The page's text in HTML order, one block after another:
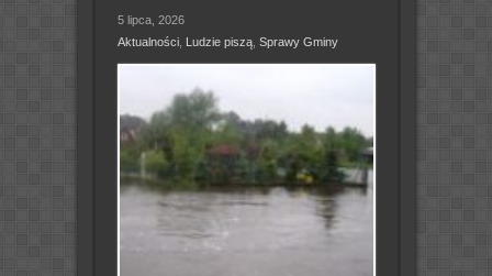
5 lipca, 2026
Aktualności, Ludzie piszą, Sprawy Gminy